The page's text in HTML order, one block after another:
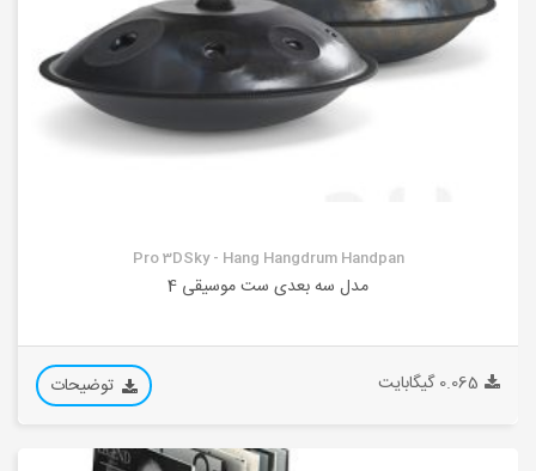
Pro 3DSky - Hang Hangdrum Handpan
مدل سه بعدی ست موسیقی 4
0.065 گیگابایت توضیحات